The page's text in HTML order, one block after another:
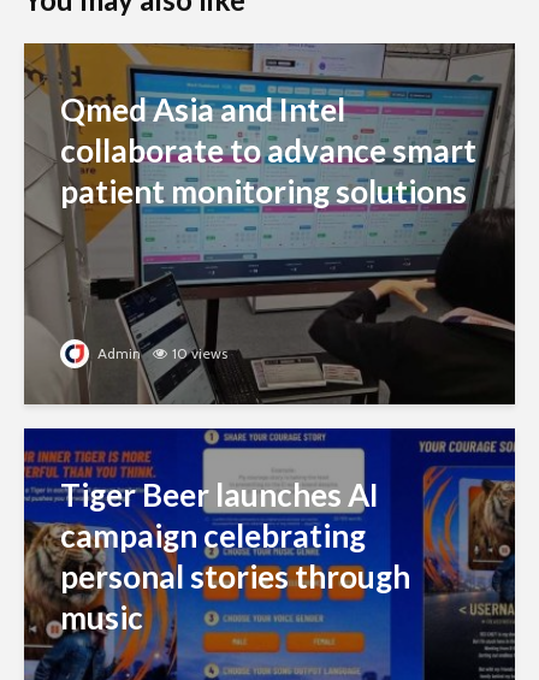
Qmed Asia and Intel
collaborate to advance smart
patient monitoring solutions
Admin 10 views
Tiger Beer launches AI
campaign celebrating
personal stories through
music